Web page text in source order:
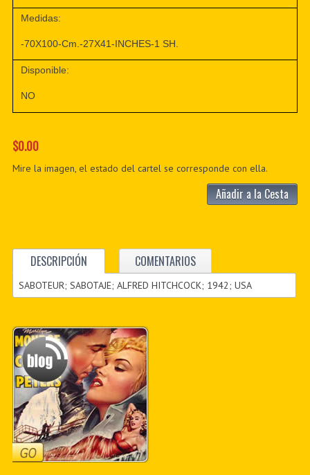
Medidas:
-70X100-Cm.-27X41-INCHES-1 SH.
Disponible:
NO
$0.00
Mire la imagen, el estado del cartel se corresponde con ella.
Añadir a la Cesta
DESCRIPCIÓN COMENTARIOS
SABOTEUR; SABOTAJE; ALFRED HITCHCOCK; 1942; USA